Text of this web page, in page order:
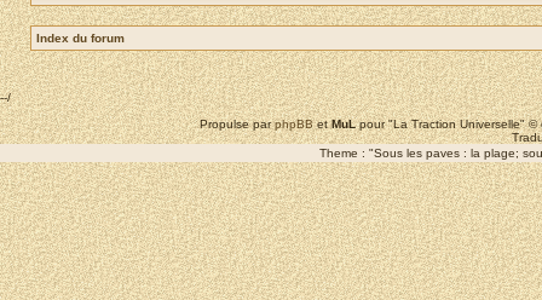
Index du forum
--/
Propulse parphpBBetMuLpour "La Traction Universelle"
Theme : "Sous les paves : la plage;